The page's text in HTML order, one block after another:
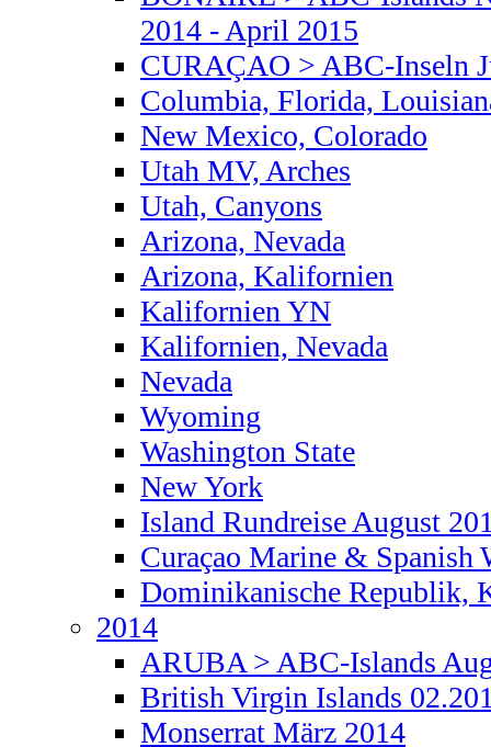
2014 - April 2015
CURAÇAO > ABC-Inseln
Columbia, Florida,
New Mexico, Colorado
Utah MV, Arches
Utah, Canyons
Arizona, Nevada
Arizona, Kalifornien
Kalifornien YN
Kalifornien, Nevada
Nevada
Wyoming
Washington State
New York
Island Rundreise August
Curaçao Marine & Spanish
Dominikanische Republik,
2014
ARUBA > ABC-Islands
British Virgin Islands
Monserrat März 2014